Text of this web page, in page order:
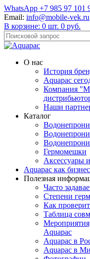
WhatsApp +7 985 97 101
Email: info@mobile-vek.ru
В корзине: 0 шт. 0 руб.
О нас
История
Aquapac
Компания
Наши
Каталог
Гермомешки
Аксессуары
Aquapac как
Полезная
Часто
Степени
Как
Таблица
Aquapac
Aquapac в
Aquapac в